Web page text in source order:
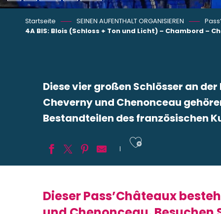
Startseite SEINEN AUFENTHALT ORGANISIEREN
4A BIS: Blois (Schloss + Ton und Licht) – Chambord –
Diese vier großen Schlösser an
Cheverny und Chenonceau
Bestandteilen des französischen
Ajouter
Dieser Pass’Châteaux